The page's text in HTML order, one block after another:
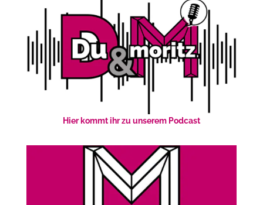
Hier kommt ihr zu unserem Podcast